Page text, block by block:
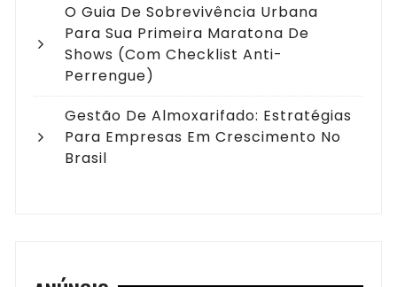
O Guia De Sobrevivência Urbana
Para Sua Primeira Maratona De
Shows (com Checklist Anti-
Perrengue)
Gestão De Almoxarifado: Estratégias
Para Empresas Em Crescimento No
Brasil